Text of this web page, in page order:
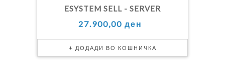
ESYSTEM SELL - SERVER
27.900,00 ден